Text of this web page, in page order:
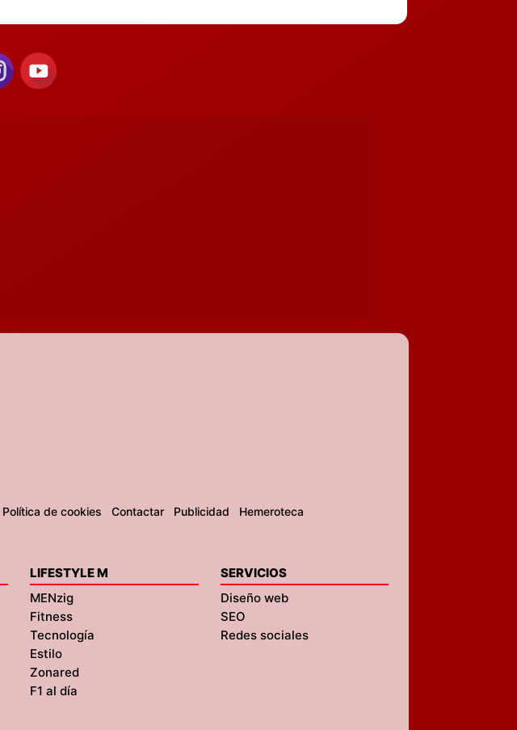
Política de cookies Contactar Publicidad Hemeroteca
LIFESTYLE M
MENzig
Fitness
Tecnología
Estilo
Zonared
F1 al día
SERVICIOS
Diseño web
SEO
Redes sociales